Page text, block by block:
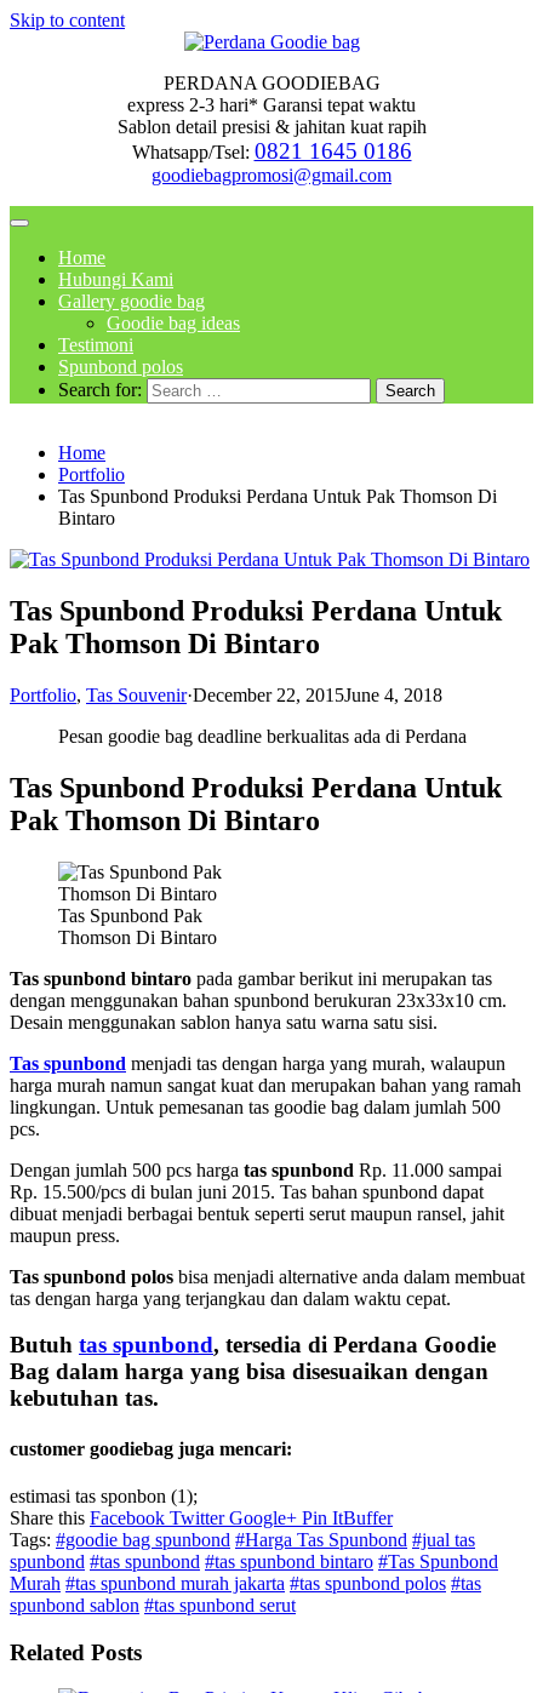
Skip to content
PERDANA GOODIEBAG
express 2-3 hari* Garansi tepat waktu
Sablon detail presisi & jahitan kuat rapih
Whatsapp/Tsel: 0821 1645 0186
goodiebagpromosi@gmail.com
Home
Hubungi Kami
Gallery goodie bag
Goodie bag ideas
Testimoni
Spunbond polos
Search for:
Home
Portfolio
Tas Spunbond Produksi Perdana Untuk Pak Thomson Di
Bintaro
Tas Spunbond Produksi Perdana Untuk
Pak Thomson Di Bintaro
Portfolio, Tas Souvenir·December 22, 2015June 4, 2018
Pesan goodie bag deadline berkualitas ada di Perdana
Tas Spunbond Produksi Perdana Untuk
Pak Thomson Di Bintaro
Tas Spunbond Pak
Thomson Di Bintaro
Tas spunbond bintaro pada gambar berikut ini merupakan tas
dengan menggunakan bahan spunbond berukuran 23x33x10 cm.
Desain menggunakan sablon hanya satu warna satu sisi.
Tas spunbond menjadi tas dengan harga yang murah, walaupun
harga murah namun sangat kuat dan merupakan bahan yang ramah
lingkungan. Untuk pemesanan tas goodie bag dalam jumlah 500
pcs.
Dengan jumlah 500 pcs harga tas spunbond Rp. 11.000 sampai
Rp. 15.500/pcs di bulan juni 2015. Tas bahan spunbond dapat
dibuat menjadi berbagai bentuk seperti serut maupun ransel, jahit
maupun press.
Tas spunbond polos bisa menjadi alternative anda dalam membuat
tas dengan harga yang terjangkau dan dalam waktu cepat.
Butuh tas spunbond, tersedia di Perdana Goodie
Bag dalam harga yang bisa disesuaikan dengan
kebutuhan tas.
customer goodiebag juga mencari:
estimasi tas sponbon (1);
Share this Facebook TwitterGoogle+ Pin ItBuffer
Tags: #goodie bag spunbond #Harga Tas Spunbond #jual tas
spunbond #tas spunbond #tas spunbond bintaro #Tas Spunbond
Murah #tas spunbond murah jakarta #tas spunbond polos #tas
spunbond sablon #tas spunbond serut
Related Posts